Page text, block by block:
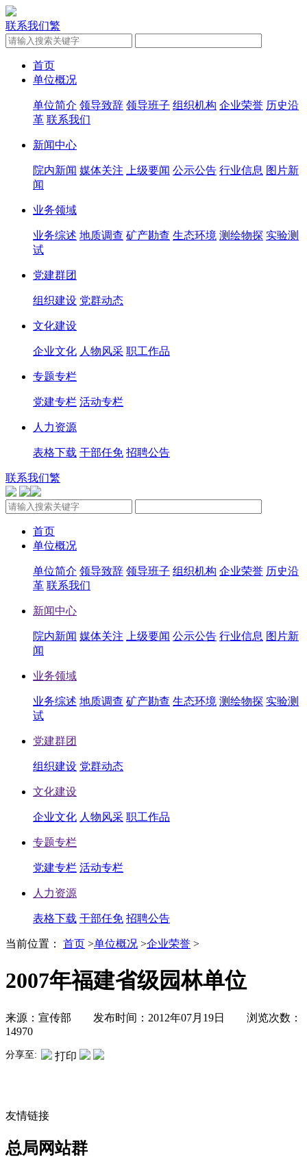
联系我们繁
首页
单位概况
单位简介 领导致辞 领导班子 组织机构 企业荣誉 历史沿
革 联系我们
新闻中心
院内新闻 媒体关注 上级要闻 公示公告 行业信息 图片新
闻
业务领域
业务综述 地质调查 矿产勘查 生态环境 测绘物探 实验测
试
党建群团
组织建设 党群动态
文化建设
企业文化 人物风采 职工作品
专题专栏
党建专栏 活动专栏
人力资源
表格下载 干部任免 招聘公告
联系我们繁
首页
单位概况
单位简介 领导致辞 领导班子 组织机构 企业荣誉 历史沿
革 联系我们
新闻中心
院内新闻 媒体关注 上级要闻 公示公告 行业信息 图片新
闻
业务领域
业务综述 地质调查 矿产勘查 生态环境 测绘物探 实验测
试
党建群团
组织建设 党群动态
文化建设
企业文化 人物风采 职工作品
专题专栏
党建专栏 活动专栏
人力资源
表格下载 干部任免 招聘公告
当前位置： 首页 >单位概况 >企业荣誉 >
2007年福建省级园林单位
来源：宣传部 发布时间：2012年07月19日 浏览次数：
14970
分享至: 打印
友情链接
总局网站群